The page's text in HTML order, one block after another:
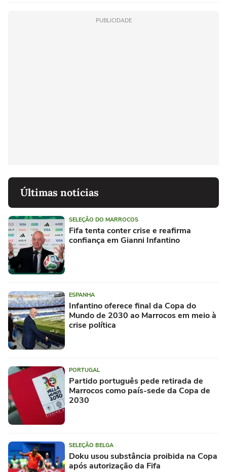
PUBLICIDADE
Últimas notícias
SELEÇÃO DO MARROCOS
Fifa tenta conter crise e reafirma
confiança em Gianni Infantino
ESPANHA
Infantino oferece final da Copa do
Mundo de 2030 ao Marrocos em meio à
crise política
PORTUGAL
Partido português pede retirada de
Marrocos como país-sede da Copa de
2030
SELEÇÃO BELGA
Doku usou substância proibida na Copa
após autorização da Fifa